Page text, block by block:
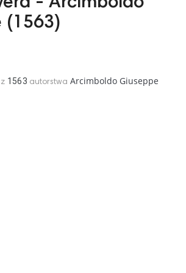
(1563)
1563 autorstwa Arcimboldo Giuseppe